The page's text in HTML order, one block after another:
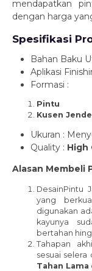
mendapatkan
dengan harga
Spesifikasi
Bahan Baku
Aplikasi
Formasi :
Pintu
Kusen
Ukuran :
Quality : High
Alasan Membeli
DesainPintu
yang
digunakan
kayunya
bertahan
Tahapan
sesuai
Tahan Lama